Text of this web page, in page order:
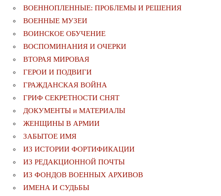
ВОЕННОПЛЕННЫЕ: ПРОБЛЕМЫ И РЕШЕНИЯ
ВОЕННЫЕ МУЗЕИ
ВОИНСКОЕ ОБУЧЕНИЕ
ВОСПОМИНАНИЯ И ОЧЕРКИ
ВТОРАЯ МИРОВАЯ
ГЕРОИ И ПОДВИГИ
ГРАЖДАНСКАЯ ВОЙНА
ГРИФ СЕКРЕТНОСТИ СНЯТ
ДОКУМЕНТЫ и МАТЕРИАЛЫ
ЖЕНЩИНЫ В АРМИИ
ЗАБЫТОЕ ИМЯ
ИЗ ИСТОРИИ ФОРТИФИКАЦИИ
ИЗ РЕДАКЦИОННОЙ ПОЧТЫ
ИЗ ФОНДОВ ВОЕННЫХ АРХИВОВ
ИМЕНА И СУДЬБЫ